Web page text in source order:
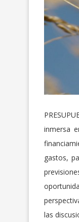
inmersa
gastos,
las